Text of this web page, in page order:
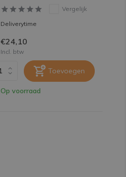
Vergelijk
Deliverytime
€24,10
Incl. btw
Toevoegen
Op voorraad